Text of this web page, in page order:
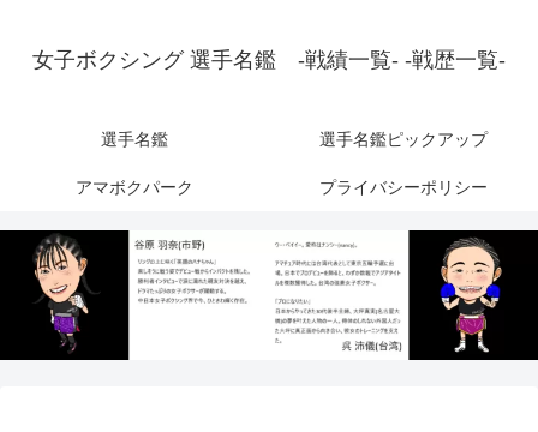
女子ボクシング 選手名鑑 -戦績一覧- -戦歴一覧-
選手名鑑 選手名鑑ピックアップ
アマボクパーク プライバシーポリシー